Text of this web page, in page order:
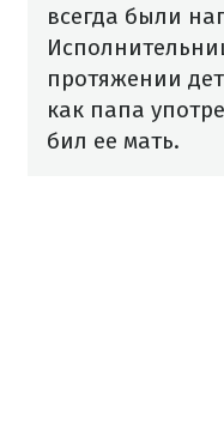
всегда были
протяжении
как папа
бил ее мать.